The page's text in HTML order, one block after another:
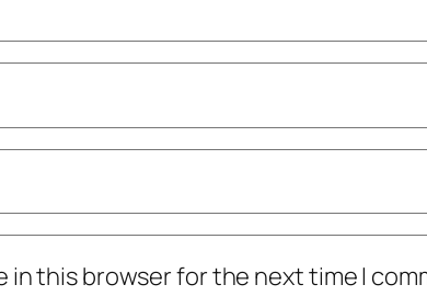
in this browser for the next time I